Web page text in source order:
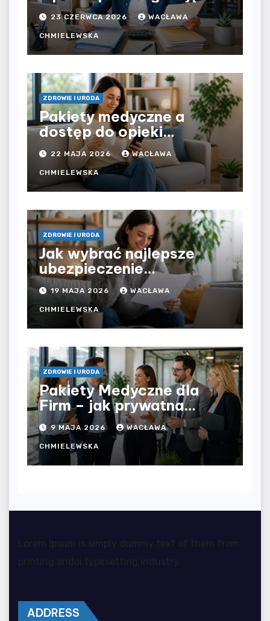
bezpośrednio u
pracodawcy – jak
rozliczyć oba źródła
dochodu?
23 CZERWCA 2026 WACŁAWA
CHMIELEWSKA
ZDROWIE I URODA
Pakiety medyczne a
dostęp do opieki
zdrowotnej bez
ograniczeń czasowych –
czy prywatna opieka daje
większą swobodę?
22 MAJA 2026 WACŁAWA
CHMIELEWSKA
ZDROWIE I URODA
Jak wybrać najlepsze
ubezpieczenie
komunikacyjne i uniknąć
kosztownych błędów?
19 MAJA 2026 WACŁAWA
CHMIELEWSKA
ZDROWIE I URODA
Pakiety Medyczne dla
Firm – jak prywatna
opieka zdrowotna
wpływa na jakość
współpracy w
organizacji?
9 MAJA 2026 WACŁAWA
CHMIELEWSKA
ADDRESS